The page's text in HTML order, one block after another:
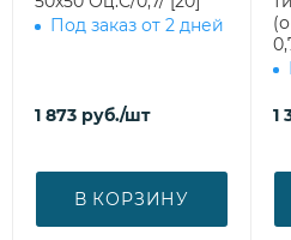
Под заказ от 2 дней
1 873 руб./шт
В КОРЗИНУ
1